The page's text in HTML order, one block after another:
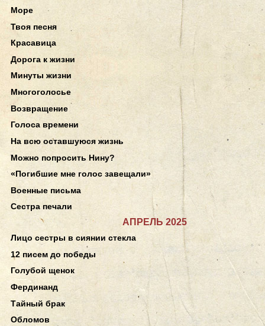
Море
Твоя песня
Красавица
Дорога к жизни
Минуты жизни
Многоголосье
Возвращение
Голоса времени
На всю оставшуюся жизнь
Можно попросить Нину?
«Погибшие мне голос завещали»
Военные письма
Сестра печали
АПРЕЛЬ 2025
Лицо сестры в сиянии стекла
12 писем до победы
Голубой щенок
Фердинанд
Тайный брак
Обломов